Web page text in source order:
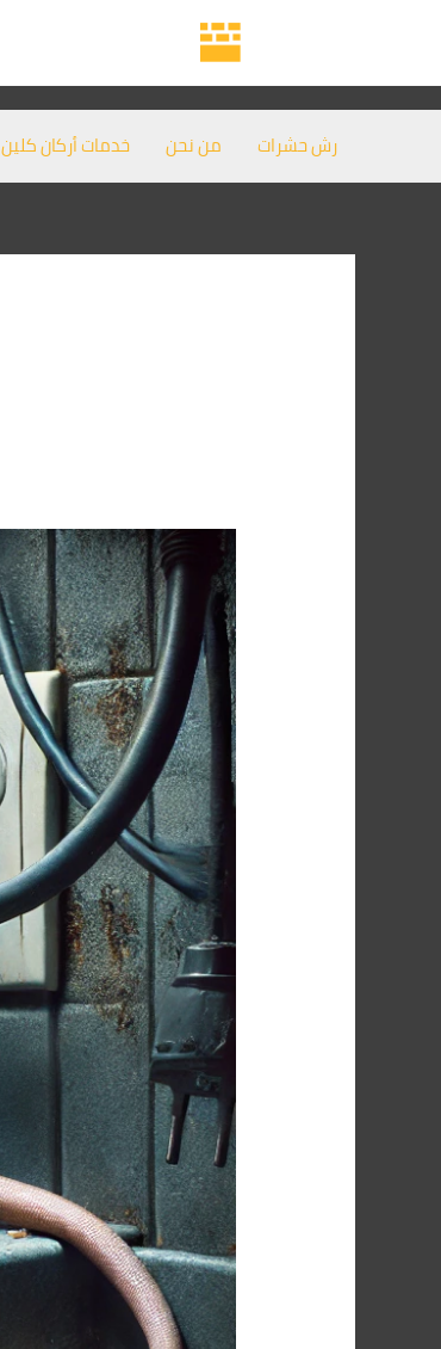
رش حشرات من نحن خدمات أركان كلين
شركة
مكافحة
الفئران
فى
ابشواى
01091560420
/
الأقرب
اليك